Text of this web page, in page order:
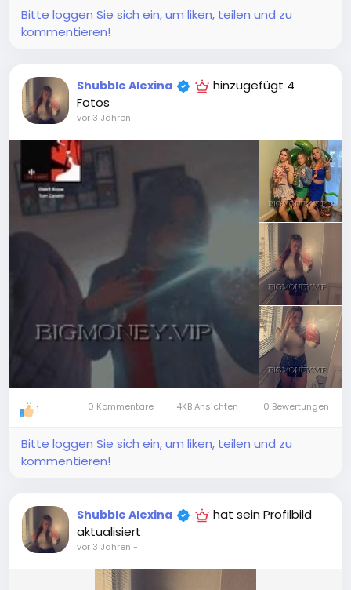
Bitte loggen Sie sich ein, um liken, teilen und zu
kommentieren!
Shubble Alexina
hinzugefügt 4
Fotos
vor 3 Jahren -
1 0 Kommentare 4KB Ansichten 0 Bewertungen
Bitte loggen Sie sich ein, um liken, teilen und zu
kommentieren!
Shubble Alexina
hat sein Profilbild
aktualisiert
vor 3 Jahren -